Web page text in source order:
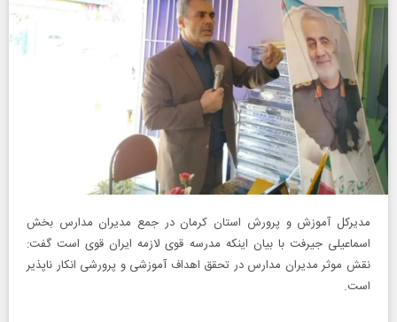
مدیرکل آموزش و پرورش استان کرمان در جمع مدیران مدارس بخش
اسماعیلی جیرفت با بیان اینکه مدرسه قوی لازمه ایران قوی است گفت:
نقش موثر مدیران مدارس در تحقق اهداف آموزشی و پرورشی انکار ناپذیر
است.